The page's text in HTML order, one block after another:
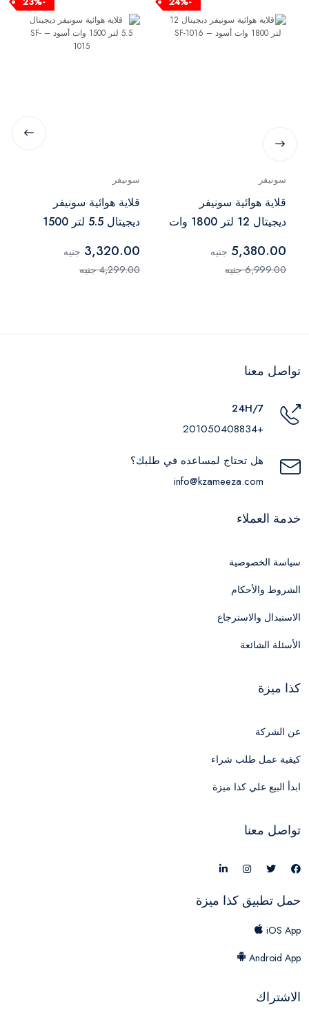
سونيفر
قلاية هوائية سونيفر
ديجيتال 12 لتر 1800 وات
5,380.00 جنيه
6,999.00 جنيه
سونيفر
قلاية هوائية سونيفر
ديجيتال 5.5 لتر 1500
3,320.00 جنيه
4,299.00 جنيه
تواصل معنا
24H/7
+201050408834
هل تحتاج لمساعده في طلبك؟
info@kzameeza.com
خدمة العملاء
سياسة الخصوصية
الشروط والأحكام
الاستبدال والاسترجاع
الأسئلة الشائعة
كذا ميزة
عن الشركة
كيفية عمل طلب شراء
ابدأ البيع علي كذا ميزة
تواصل معنا
حمل تطبيق كذا ميزة
iOS App
Android App
الاشتراك